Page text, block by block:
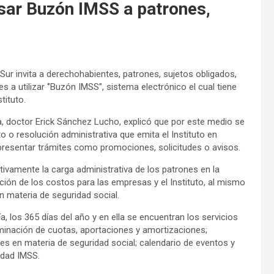
Buzón IMSS a patrones,
invita a derechohabientes, patrones, sujetos obligados,
utilizar ‘’Buzón IMSS’’, sistema electrónico el cual tiene
Erick Sánchez Lucho, explicó que por este medio se
o resolución administrativa que emita el Instituto en
trámites como promociones, solicitudes o avisos.
la carga administrativa de los patrones en la
de los costos para las empresas y el Instituto, al mismo
materia de seguridad social.
los 365 días del año y en ella se encuentran los servicios
de cuotas, aportaciones y amortizaciones;
en materia de seguridad social; calendario de eventos y
IMSS.